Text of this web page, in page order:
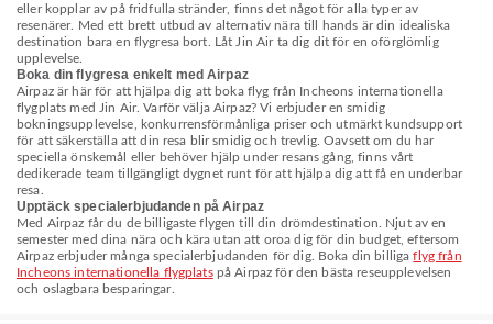
eller kopplar av på fridfulla stränder, finns det något för alla typer av
resenärer. Med ett brett utbud av alternativ nära till hands är din idealiska
destination bara en flygresa bort. Låt Jin Air ta dig dit för en oförglömlig
upplevelse.
Boka din flygresa enkelt med Airpaz
Airpaz är här för att hjälpa dig att boka flyg från Incheons internationella
flygplats med Jin Air. Varför välja Airpaz? Vi erbjuder en smidig
bokningsupplevelse, konkurrensförmånliga priser och utmärkt kundsupport
för att säkerställa att din resa blir smidig och trevlig. Oavsett om du har
speciella önskemål eller behöver hjälp under resans gång, finns vårt
dedikerade team tillgängligt dygnet runt för att hjälpa dig att få en underbar
resa.
Upptäck specialerbjudanden på Airpaz
Med Airpaz får du de billigaste flygen till din drömdestination. Njut av en
semester med dina nära och kära utan att oroa dig för din budget, eftersom
Airpaz erbjuder många specialerbjudanden för dig. Boka din billigaflyg från
Incheons internationella flygplatspå Airpaz för den bästa reseupplevelsen
och oslagbara besparingar.